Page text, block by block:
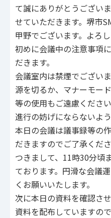
て誠にありがとうござい
せていただきます。堺市
甲野でございます。よろし
初めに会議中の注意事項
だきます。
会議室内は禁煙でござい
源を切るか、マナーモー
等の使用もご遠慮くださ
進行の妨げにならないよ
本日の会議は議事録等の
だきますのでご了承くだ
つきまして、11時30分頃
ております。円滑な会議
くお願いいたします。
次に本日の資料を確認さ
資料を配布していますの